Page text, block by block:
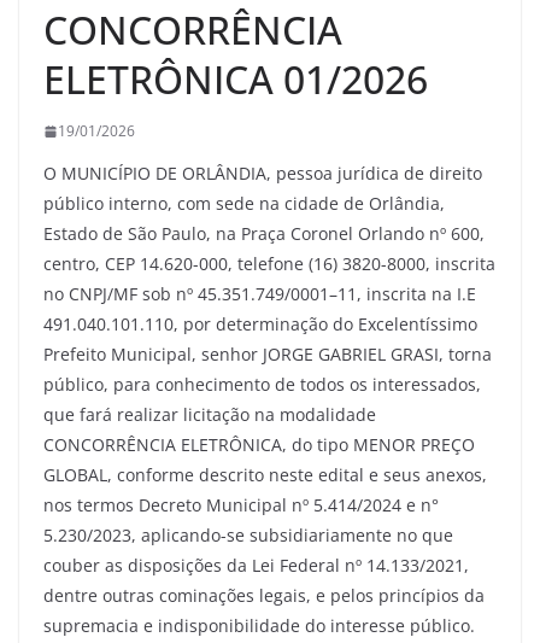
CONCORRÊNCIA
ELETRÔNICA 01/2026
19/01/2026
O MUNICÍPIO DE ORLÂNDIA, pessoa jurídica de direito
público interno, com sede na cidade de Orlândia,
Estado de São Paulo, na Praça Coronel Orlando nº 600,
centro, CEP 14.620-000, telefone (16) 3820-8000, inscrita
no CNPJ/MF sob nº 45.351.749/0001–11, inscrita na I.E
491.040.101.110, por determinação do Excelentíssimo
Prefeito Municipal, senhor JORGE GABRIEL GRASI, torna
público, para conhecimento de todos os interessados,
que fará realizar licitação na modalidade
CONCORRÊNCIA ELETRÔNICA, do tipo MENOR PREÇO
GLOBAL, conforme descrito neste edital e seus anexos,
nos termos Decreto Municipal nº 5.414/2024 e n°
5.230/2023, aplicando-se subsidiariamente no que
couber as disposições da Lei Federal nº 14.133/2021,
dentre outras cominações legais, e pelos princípios da
supremacia e indisponibilidade do interesse público.